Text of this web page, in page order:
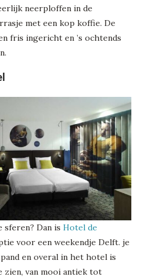
neerploffen in de
met een kop koffie. De
fris ingericht en ’s ochtends
Dan is Hotel de
voor een weekendje Delft. je
en overal in het hotel is
zien, van mooi antiek tot